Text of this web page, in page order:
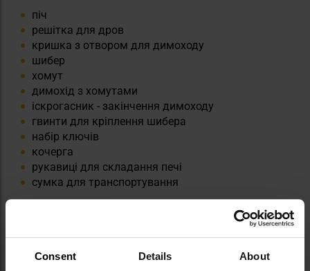
Consent Details About
піч
решітка для дров
кришка з отвором для димоходу
шибер
хомут
димохід з хомутами
іскрогасник - закінчення димоходу
гвинти для кріплення шибера
набір ключів
кочерга
рукавиці для складання печі
сумка для транспортування